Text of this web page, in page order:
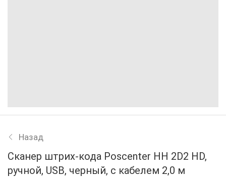
Назад
Сканер штрих-кода Poscenter HH 2D2 HD,
ручной, USB, черный, с кабелем 2,0 м